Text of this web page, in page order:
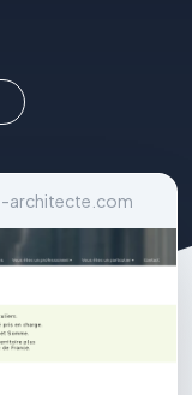
architecte.com